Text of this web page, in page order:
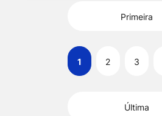
Primeira
1 2 3
Última